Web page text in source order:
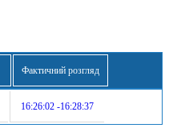
Фактичний розгляд
16:26:02 -16:28:37